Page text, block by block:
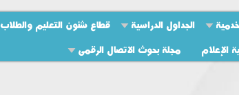
الجداول الدراسية
قطاع شئون التعليم والطلاب
الإعلام
مجلة بحوث الاتصال الرقمى